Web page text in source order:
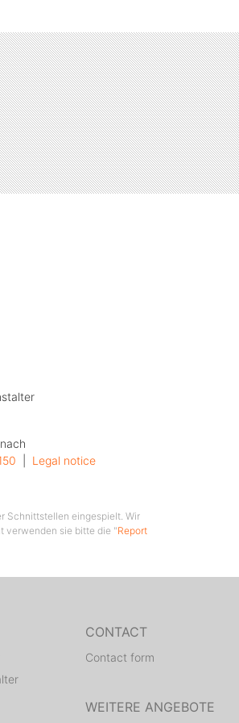
Legal notice
Schnittstellen eingespielt. Wir
verwenden sie bitte die "Report
CONTACT
Contact form
WEITERE ANGEBOTE